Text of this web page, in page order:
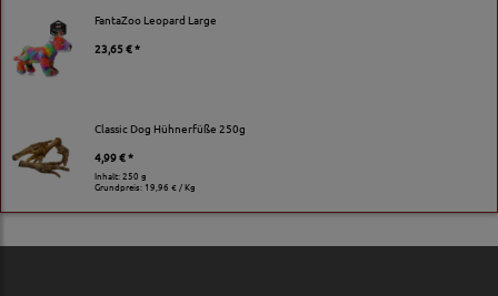
FantaZoo Leopard Large
23,65 € *
Classic Dog Hühnerfüße 250g
4,99 € *
Inhalt: 250 g
Grundpreis: 19,96 € / Kg